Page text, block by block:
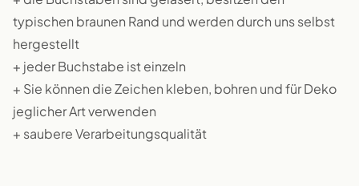
typischen braunen Rand und werden durch uns selbst
hergestellt
+ jeder Buchstabe ist einzeln
+ Sie können die Zeichen kleben, bohren und für Deko
jeglicher Art verwenden
+ saubere Verarbeitungsqualität